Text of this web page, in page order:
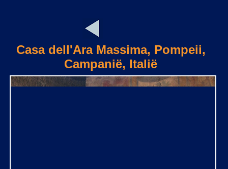
Casa dell'Ara Massima, Pompeii,
Campanië, Italië